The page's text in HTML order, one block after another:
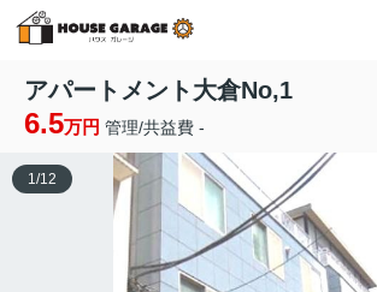
アパートメント大倉No,1
6.5万円 管理/共益費 -
1/12